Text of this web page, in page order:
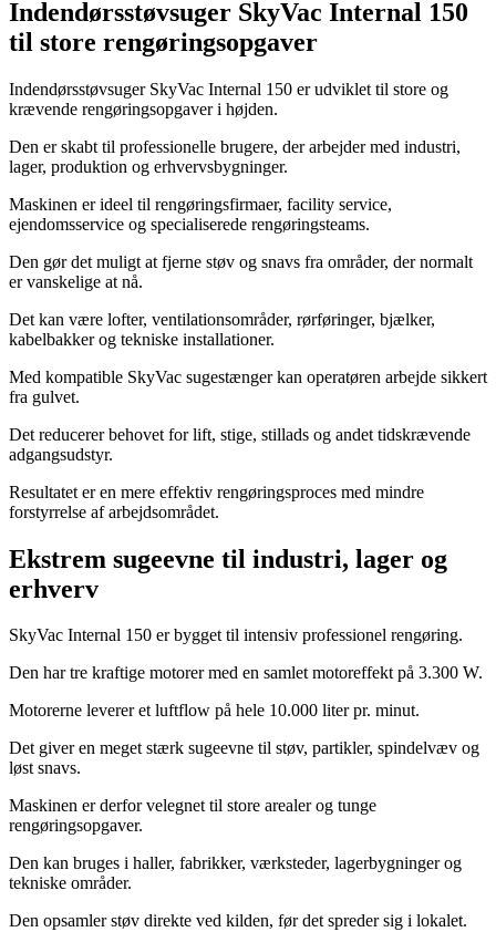
Indendørsstøvsuger SkyVac Internal 150
til store rengøringsopgaver
Indendørsstøvsuger SkyVac Internal 150 er udviklet til store og
krævende rengøringsopgaver i højden.
Den er skabt til professionelle brugere, der arbejder med industri,
lager, produktion og erhvervsbygninger.
Maskinen er ideel til rengøringsfirmaer, facility service,
ejendomsservice og specialiserede rengøringsteams.
Den gør det muligt at fjerne støv og snavs fra områder, der normalt
er vanskelige at nå.
Det kan være lofter, ventilationsområder, rørføringer, bjælker,
kabelbakker og tekniske installationer.
Med kompatible SkyVac sugestænger kan operatøren arbejde sikkert
fra gulvet.
Det reducerer behovet for lift, stige, stillads og andet tidskrævende
adgangsudstyr.
Resultatet er en mere effektiv rengøringsproces med mindre
forstyrrelse af arbejdsområdet.
Ekstrem sugeevne til industri, lager og
erhverv
SkyVac Internal 150 er bygget til intensiv professionel rengøring.
Den har tre kraftige motorer med en samlet motoreffekt på 3.300 W.
Motorerne leverer et luftflow på hele 10.000 liter pr. minut.
Det giver en meget stærk sugeevne til støv, partikler, spindelvæv og
løst snavs.
Maskinen er derfor velegnet til store arealer og tunge
rengøringsopgaver.
Den kan bruges i haller, fabrikker, værksteder, lagerbygninger og
tekniske områder.
Den opsamler støv direkte ved kilden, før det spreder sig i lokalet.